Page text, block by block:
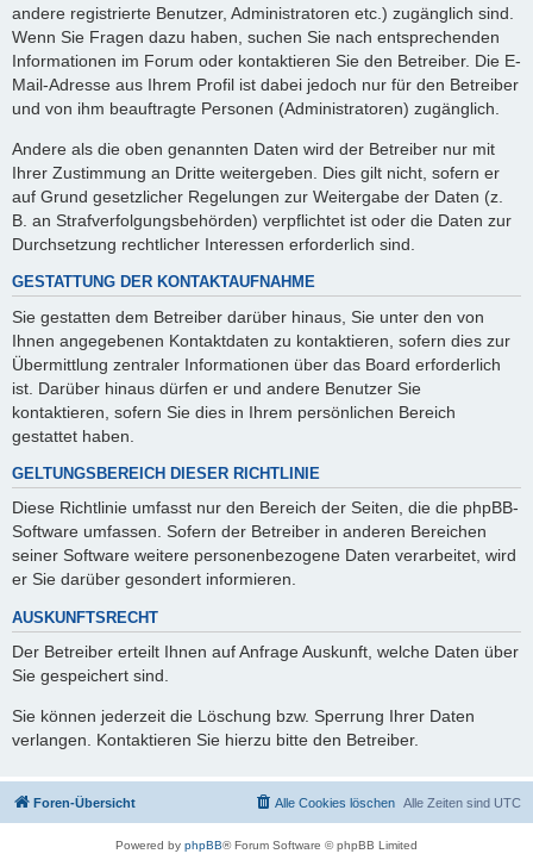
andere registrierte Benutzer, Administratoren etc.) zugänglich sind.
Wenn Sie Fragen dazu haben, suchen Sie nach entsprechenden
Informationen im Forum oder kontaktieren Sie den Betreiber. Die E-
Mail-Adresse aus Ihrem Profil ist dabei jedoch nur für den Betreiber
und von ihm beauftragte Personen (Administratoren) zugänglich.
Andere als die oben genannten Daten wird der Betreiber nur mit
Ihrer Zustimmung an Dritte weitergeben. Dies gilt nicht, sofern er
auf Grund gesetzlicher Regelungen zur Weitergabe der Daten (z.
B. an Strafverfolgungsbehörden) verpflichtet ist oder die Daten zur
Durchsetzung rechtlicher Interessen erforderlich sind.
GESTATTUNG DER KONTAKTAUFNAHME
Sie gestatten dem Betreiber darüber hinaus, Sie unter den von
Ihnen angegebenen Kontaktdaten zu kontaktieren, sofern dies zur
Übermittlung zentraler Informationen über das Board erforderlich
ist. Darüber hinaus dürfen er und andere Benutzer Sie
kontaktieren, sofern Sie dies in Ihrem persönlichen Bereich
gestattet haben.
GELTUNGSBEREICH DIESER RICHTLINIE
Diese Richtlinie umfasst nur den Bereich der Seiten, die die phpBB-
Software umfassen. Sofern der Betreiber in anderen Bereichen
seiner Software weitere personenbezogene Daten verarbeitet, wird
er Sie darüber gesondert informieren.
AUSKUNFTSRECHT
Der Betreiber erteilt Ihnen auf Anfrage Auskunft, welche Daten über
Sie gespeichert sind.
Sie können jederzeit die Löschung bzw. Sperrung Ihrer Daten
verlangen. Kontaktieren Sie hierzu bitte den Betreiber.
Foren-Übersicht Alle Zeiten sind UTC
Alle Cookies löschen
Powered by phpBB® Forum Software © phpBB Limited